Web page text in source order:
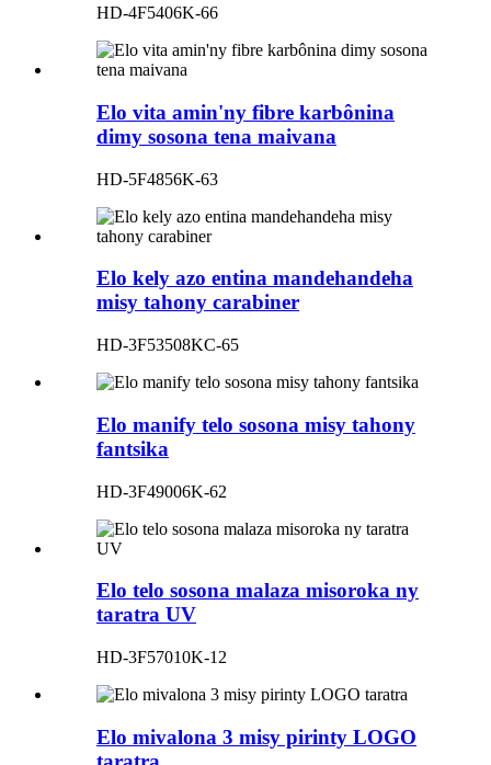
HD-4F5406K-66
Elo vita amin'ny fibre karbônina
dimy sosona tena maivana
HD-5F4856K-63
Elo kely azo entina mandehandeha
misy tahony carabiner
HD-3F53508KC-65
Elo manify telo sosona misy tahony
fantsika
HD-3F49006K-62
Elo telo sosona malaza misoroka ny
taratra UV
HD-3F57010K-12
Elo mivalona 3 misy pirinty LOGO